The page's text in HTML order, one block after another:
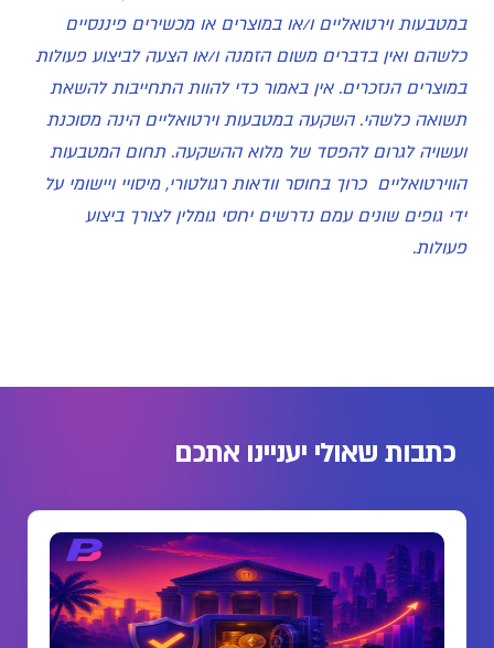
במטבעות וירטואליים ו/או במוצרים או מכשירים פיננסיים
כלשהם ואין בדברים משום הזמנה ו/או הצעה לביצוע פעולות
במוצרים הנזכרים. אין באמור כדי להוות התחייבות להשאת
תשואה כלשהי. השקעה במטבעות וירטואליים הינה מסוכנת
ועשויה לגרום להפסד של מלוא ההשקעה. תחום המטבעות
הווירטואליים כרוך בחוסר וודאות רגולטורי, מיסויי ויישומי על
ידי גופים שונים עמם נדרשים יחסי גומלין לצורך ביצוע
פעולות.
כתבות שאולי יעניינו אתכם